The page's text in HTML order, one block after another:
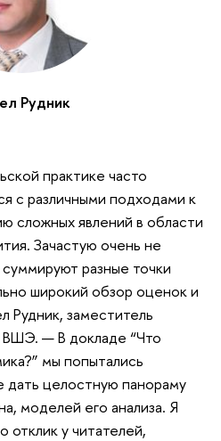
Рудник
практике часто
с различными подходами к
сложных явлений в области
Зачастую очень не
разные точки
широкий обзор оценок и
Рудник, заместитель
— В докладе “Что
мы попытались
дать целостную панораму
моделей его анализа. Я
отклик у читателей,